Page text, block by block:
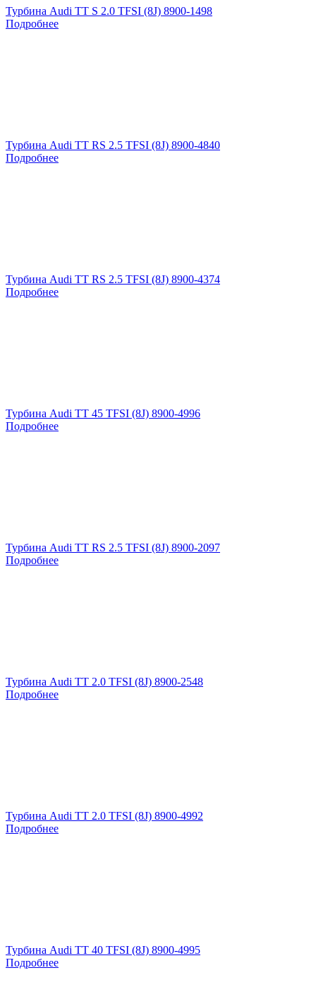
Турбина Audi TT S 2.0 TFSI (8J) 8900-1498
Подробнее
Турбина Audi TT RS 2.5 TFSI (8J) 8900-4840
Подробнее
Турбина Audi TT RS 2.5 TFSI (8J) 8900-4374
Подробнее
Турбина Audi TT 45 TFSI (8J) 8900-4996
Подробнее
Турбина Audi TT RS 2.5 TFSI (8J) 8900-2097
Подробнее
Турбина Audi TT 2.0 TFSI (8J) 8900-2548
Подробнее
Турбина Audi TT 2.0 TFSI (8J) 8900-4992
Подробнее
Турбина Audi TT 40 TFSI (8J) 8900-4995
Подробнее